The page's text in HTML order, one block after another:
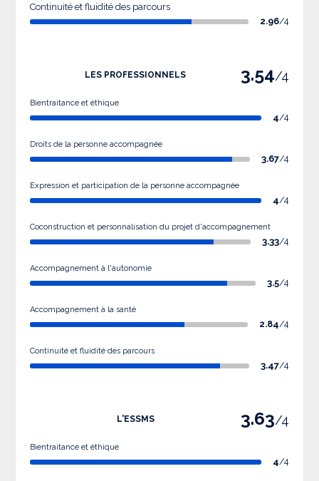
Continuité et fluidité des parcours
2.96/4
LES PROFESSIONNELS 3.54/4
Bientraitance et éthique
4/4
Droits de la personne accompagnée
3.67/4
Expression et participation de la personne accompagnée
4/4
Coconstruction et personnalisation du projet d'accompagnement
3.33/4
Accompagnement à l'autonomie
3.5/4
Accompagnement à la santé
2.84/4
Continuité et fluidité des parcours
3.47/4
L'ESSMS 3.63/4
Bientraitance et éthique
4/4